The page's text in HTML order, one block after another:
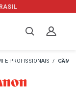
NO BOLETO
E PROFISSIONAIS